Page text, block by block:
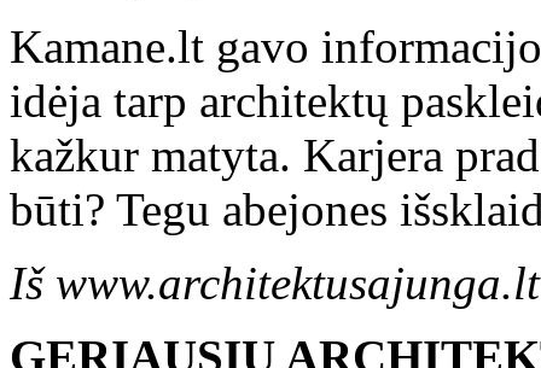
Kamane.lt gavo
idėja tarp architektų
kažkur matyta. Karjera
būti? Tegu abejones
Iš www.architektusajunga.lt
GERIAUSIŲ